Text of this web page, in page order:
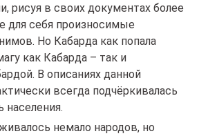
рисуя в своих документах более
для себя произносимые
Но Кабарда как попала
как Кабарда – так и
В описаниях данной
всегда подчёркивалась
населения.
немало народов, но